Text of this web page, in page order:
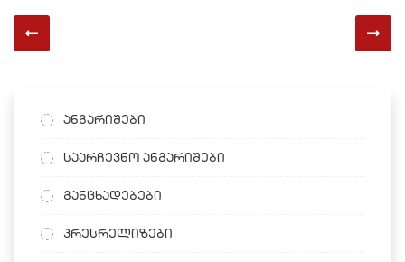
ანგარიშები
საარჩევნო ანგარიშები
განცხადებები
პრესრელიზები